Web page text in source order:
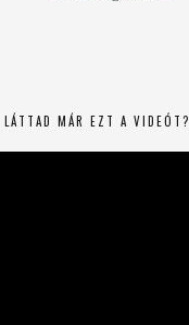
LÁTTAD MÁR EZT A VIDEÓT?